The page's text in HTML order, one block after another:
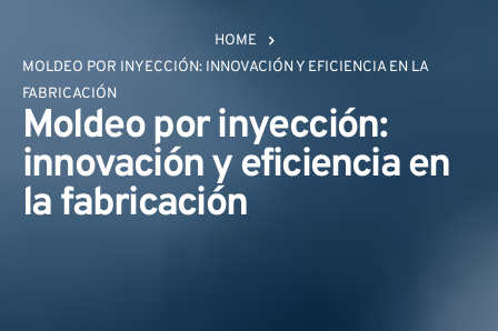
HOME
MOLDEO POR INYECCIÓN: INNOVACIÓN Y EFICIENCIA EN LA
FABRICACIÓN
Moldeo por inyección:
innovación y eficiencia en
la fabricación